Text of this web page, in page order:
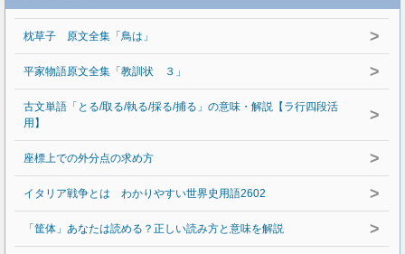
枕草子 原文全集「鳥は」 >
平家物語原文全集「教訓状 ３」 >
古文単語「とる/取る/執る/採る/捕る」の意味・解説【ラ行四段活
用】
>
座標上での外分点の求め方 >
イタリア戦争とは わかりやすい世界史用語2602 >
「筐体」あなたは読める？正しい読み方と意味を解説 >